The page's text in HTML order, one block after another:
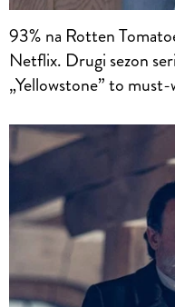
93% na Rotten
Netflix. Drugi sezon
„Yellowstone” to